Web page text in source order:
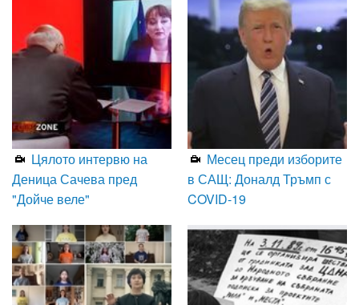
Цялото интервю на
Деница Сачева пред
"Дойче веле"
Месец преди изборите
в САЩ: Доналд Тръмп с
COVID-19